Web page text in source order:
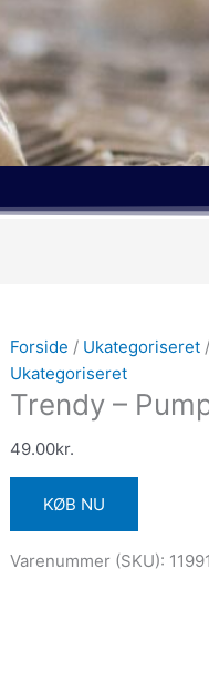
Forside / Ukategoriseret
Ukategoriseret
Trendy –
49.00kr.
KØB NU
Varenummer (SKU):